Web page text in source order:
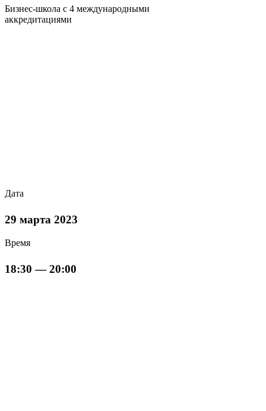
Бизнес-школа с 4 международными
аккредитациями
Дата
29 марта 2023
Время
18:30 — 20:00